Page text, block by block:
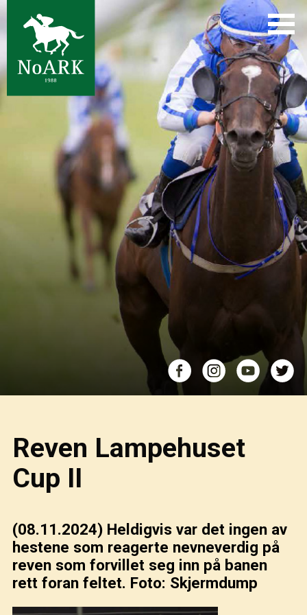
Reven Lampehuset
Cup II
(08.11.2024) Heldigvis var det ingen av
hestene som reagerte nevneverdig på
reven som forvillet seg inn på banen
rett foran feltet. Foto: Skjermdump